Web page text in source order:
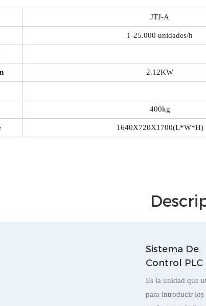
JTJ-A
1-25.000 unidades/h
2.12KW
400kg
1640X720X1700(L*W*H)
Sistema De
Control PLC
Es la unidad que
para introducir los